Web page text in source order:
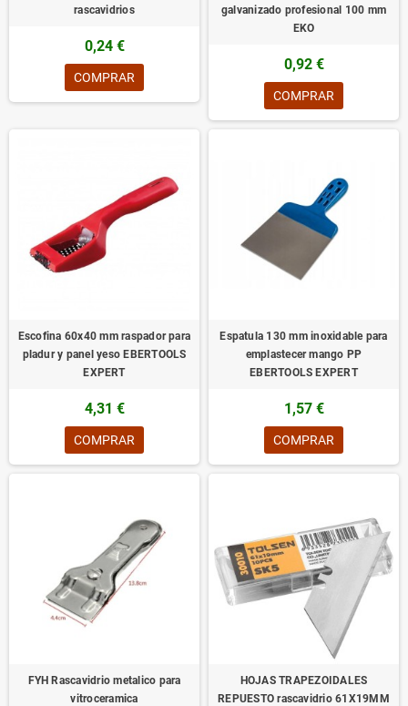
rascavidrios
0,24 €
COMPRAR
galvanizado profesional 100 mm
EKO
0,92 €
COMPRAR
Escofina 60x40 mm raspador para
pladur y panel yeso EBERTOOLS
EXPERT
4,31 €
COMPRAR
Espatula 130 mm inoxidable para
emplastecer mango PP
EBERTOOLS EXPERT
1,57 €
COMPRAR
FYH Rascavidrio metalico para
vitroceramica
HOJAS TRAPEZOIDALES
REPUESTO rascavidrio 61X19MM